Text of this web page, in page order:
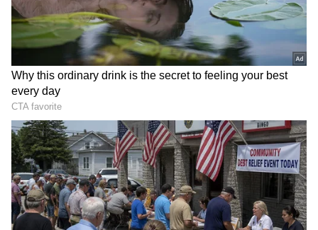
Image Credit :ChatGPT
చమురు కంపెనీలకు పెరుగుతున్న నష్టాలు
దేశంలోని ప్రభుత్వ రంగ చమురు సంస్థలు ఇండియ‌న్
ఆయిల్ కార్పొరేష‌న్‌, భార‌త్ పెట్రోలియం, హిందుస్థాన్
పెట్రోలియం ప్రస్తుతం భారీ ఆర్థిక ఒత్తిడిని
ఎదుర్కొంటున్నాయి. అంతర్జాతీయ మార్కెట్‌లో అధిక
ధరలకు ముడి చమురును కొనుగోలు చేస్తున్నప్పటికీ,
దేశీయంగా అదే స్థాయిలో ధరలు పెంచలేక కంపెనీలు
నష్టాలను భరిస్తున్నాయి. ప్రస్తుతం రోజుకు దాదాపు రూ.1000